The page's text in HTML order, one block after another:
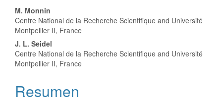
Contenido
principal
del
artículo
M. Monnin
Centre National de la Recherche Scientifique and Université
Montpellier II, France
J. L. Seidel
Centre National de la Recherche Scientifique and Université
Montpellier II, France
Resumen